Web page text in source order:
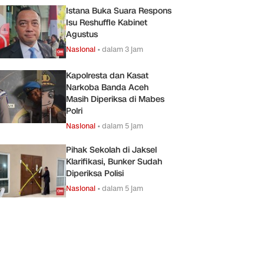
Istana Buka Suara Respons
Isu Reshuffle Kabinet
Agustus
Nasional •dalam 3 jam
Kapolresta dan Kasat
Narkoba Banda Aceh
Masih Diperiksa di Mabes
Polri
Nasional •dalam 5 jam
Pihak Sekolah di Jaksel
Klarifikasi, Bunker Sudah
Diperiksa Polisi
Nasional •dalam 5 jam